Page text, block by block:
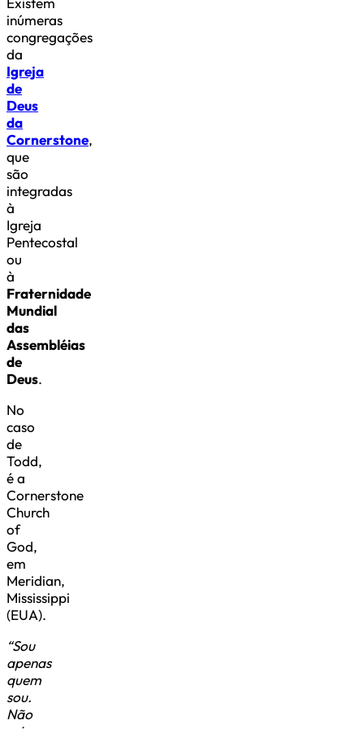
inúmeras
congregações
da
Igreja
de
Deus
da
Cornerstone,
que
são
integradas
à
Igreja
Pentecostal
ou
à
Fraternidade
Mundial
das
Assembléias
de
Deus.
No
caso
de
Todd,
é a
Cornerstone
Church
of
God,
em
Meridian,
Mississippi
(EUA).
“Sou
apenas
quem
sou.
Não